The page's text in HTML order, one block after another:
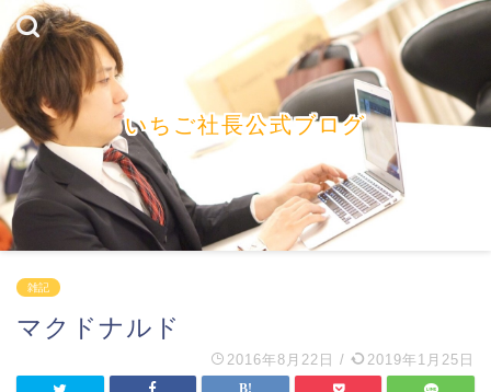
いちご社長公式ブログ
雑記
マクドナルド
2016年8月22日 / 2019年1月25日